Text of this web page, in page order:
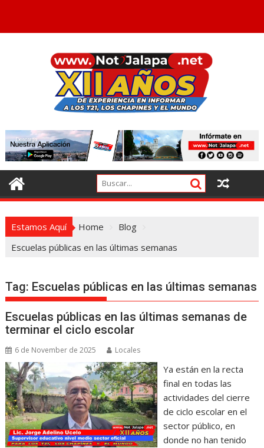
Estamos Aquí Home
Blog
Escuelas públicas en las últimas semanas
Tag: Escuelas públicas en las últimas semanas
Escuelas públicas en las últimas semanas de
terminar el ciclo escolar
6 de November de 2025 Locales
Ya están en la recta
final en todas las
actividades del cierre
de ciclo escolar en el
sector público, en
donde no han tenido